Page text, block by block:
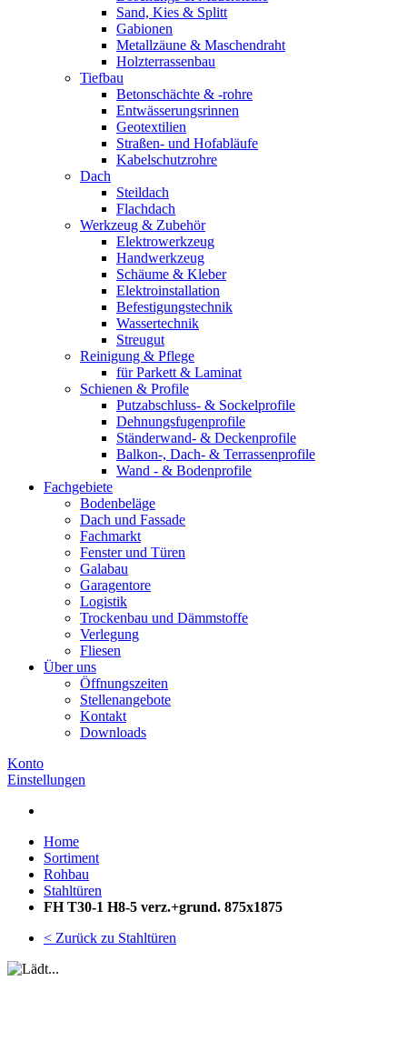
Sand, Kies & Splitt
Gabionen
Metallzäune & Maschendraht
Holzterrassenbau
Tiefbau
Betonschächte & -rohre
Entwässerungsrinnen
Geotextilien
Straßen- und Hofabläufe
Kabelschutzrohre
Dach
Steildach
Flachdach
Werkzeug & Zubehör
Elektrowerkzeug
Handwerkzeug
Schäume & Kleber
Elektroinstallation
Befestigungstechnik
Wassertechnik
Streugut
Reinigung & Pflege
für Parkett & Laminat
Schienen & Profile
Putzabschluss- & Sockelprofile
Dehnungsfugenprofile
Ständerwand- & Deckenprofile
Balkon-, Dach- & Terrassenprofile
Wand - & Bodenprofile
Fachgebiete
Bodenbeläge
Dach und Fassade
Fachmarkt
Fenster und Türen
Galabau
Garagentore
Logistik
Trockenbau und Dämmstoffe
Verlegung
Fliesen
Über uns
Öffnungszeiten
Stellenangebote
Kontakt
Downloads
Konto
Einstellungen
Home
Sortiment
Rohbau
Stahltüren
FH T30-1 H8-5 verz.+grund. 875x1875
< Zurück zu Stahltüren